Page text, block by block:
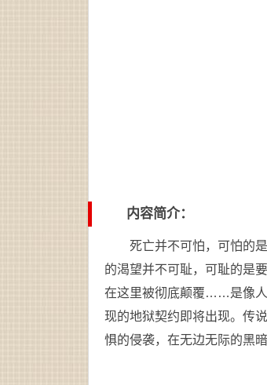
内容简介：
死亡并不可怕，可怕的
的渴望并不可耻，可耻的是
在这里被彻底颠覆……是像人
现的地狱契约即将出现。传
惧的侵袭，在无边无际的黑